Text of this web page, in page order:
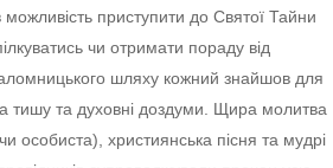
приступити до Святої Тайни
чи отримати пораду від
шляху кожний знайшов для
тишу та духовні доздуми. Щира молитва
особиста), християнська пісня та мудрі